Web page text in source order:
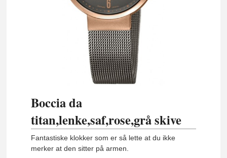
Boccia da
titan,lenke,saf,rose,grå skive
Fantastiske klokker som er så lette at du ikke
merker at den sitter på armen.